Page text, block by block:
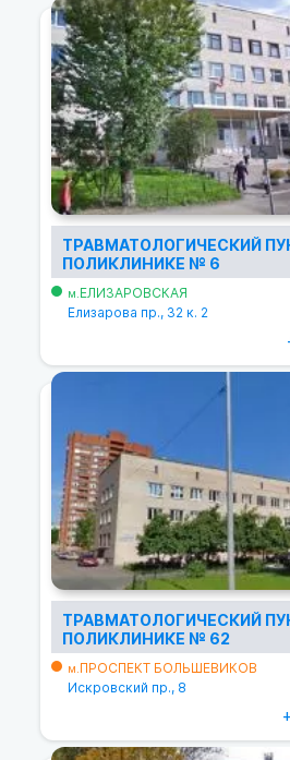
ТРАВМАТОЛОГИЧЕСКИЙ
ПОЛИКЛИНИКЕ № 6
м.ЕЛИЗАРОВСКАЯ
Елизарова пр., 32 к. 2
ТРАВМАТОЛОГИЧЕСКИЙ
ПОЛИКЛИНИКЕ № 62
м.ПРОСПЕКТ БОЛЬШЕВИКОВ
Искровский пр., 8